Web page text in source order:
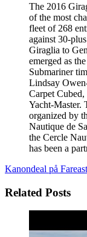
The 2016
of the most
fleet of 268
against 30-
Giraglia to
emerged as
Submariner
Lindsay
Carpet
Yacht-Master.
organized by
Nautique de
the Cercle
has been a
Kanondeal på
Related Posts